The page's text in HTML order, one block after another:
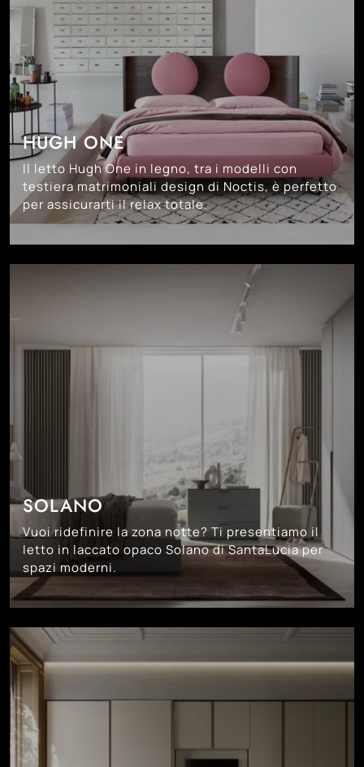
HUGH ONE
Il letto Hugh One in legno, tra i modelli con
testiera matrimoniali design di Noctis, è perfetto
per assicurarti il relax totale.
SOLANO
Vuoi ridefinire la zona notte? Ti presentiamo il
letto in laccato opaco Solano di SantaLucia per
spazi moderni.